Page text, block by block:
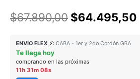
$67.890,00 El
original
$64.495,50El
ENVIO FLEX ⚡: CABA - 1er y 2do Cordón GBA
Te llega hoy
comprando en las próximas
11h 31m 07s